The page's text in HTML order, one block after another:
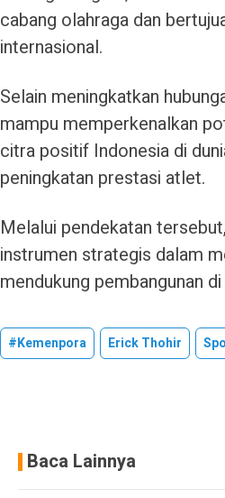
cabang olahraga dan
internasional.
Selain meningkatkan
mampu memperkenalkan
citra positif Indonesia di
peningkatan prestasi atlet.
Melalui pendekatan
instrumen strategis dalam
mendukung pembangunan
#Kemenpora Erick Thohir
Baca Lainnya